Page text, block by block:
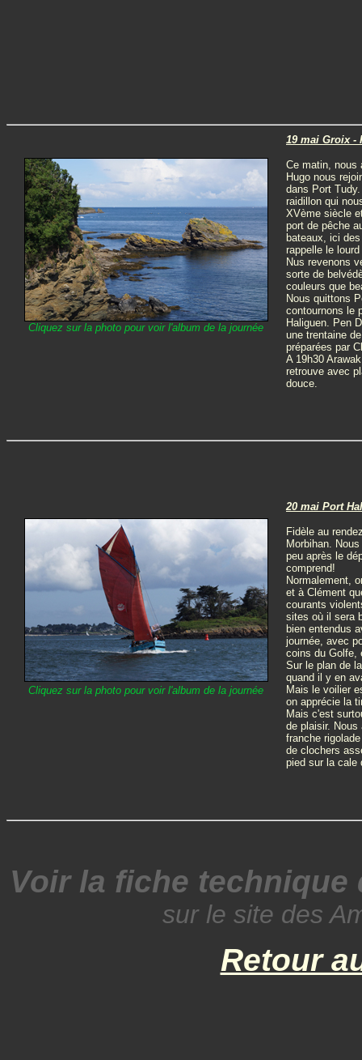
Cliquez sur la photo pour voir l'album de la journée
19 mai Groix -
Ce matin, nous
Hugo nous
dans Port
raidillon qui
XVème siècle
port de pêche
bateaux, ici
rappelle le
Nus revenons
sorte de
couleurs que
Nous quittons
contournons le
Haliguen. Pen
une trentaine
préparées par
A 19h30
retrouve avec
douce.
Cliquez sur la photo pour voir l'album de la journée
20 mai Port
Fidèle au
Morbihan.
peu après le
comprend!
Normalement,
et à Clément
courants
sites où il sera
bien entendus
journée, avec
coins du Golfe,
Sur le plan de
quand il y en
Mais le voilier
on apprécie la
Mais c'est
de plaisir.
franche
de clochers
pied sur la cale
Voir la fiche technique
sur le site des
Retour